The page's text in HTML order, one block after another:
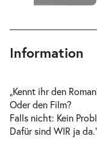
Stolz und
Information
„Kennt ihr den
Oder den Film?
Falls nicht: Kein
Dafür sind WIR ja